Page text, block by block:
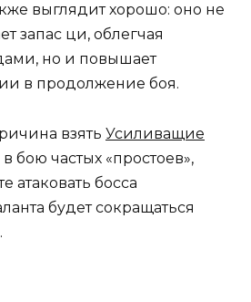
выглядит хорошо: оно не
запас ци, облегчая
но и повышает
в продолжение боя.
взять Усиливащие
бою частых «простоев»,
атаковать босса
будет сокращаться